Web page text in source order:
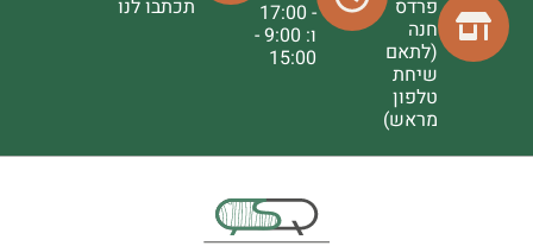
פרדס
חנה
(לתאם
שיחת
טלפון
מראש)
- 17:00
ו: 9:00 -
15:00
תכתבו לנו